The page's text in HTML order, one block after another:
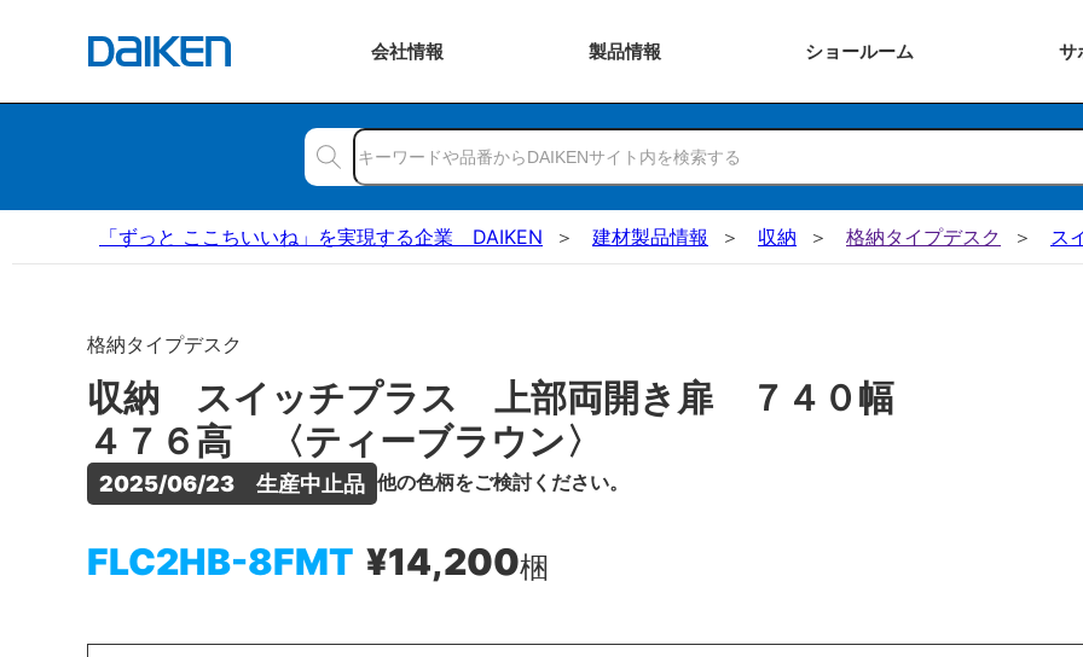
会社情報 製品情報 ショールーム サ
「ずっと ここちいいね」を実現する企業 DAIKEN 建材製品情報 収納 格納タイプデスク ス
格納タイプデスク
収納 スイッチプラス 上部両開き扉 ７４０幅
４７６高 〈ティーブラウン〉
2025/06/23　生産中止品 他の色柄をご検討ください。
FLC2HB-8FMT ¥14,200梱